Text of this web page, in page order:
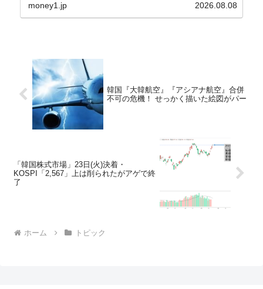
『朝鮮日報』に面白い記事が出ています。「東西南
money1.jp 2026.08.08
韓国『大韓航空』『アシアナ航空』合併
不可の危機！ せっかく描いた絵図がパー
「韓国株式市場」23日(火)決着・
KOSPI「2,567」上は削られたがアゲで終
了
ホーム トピック